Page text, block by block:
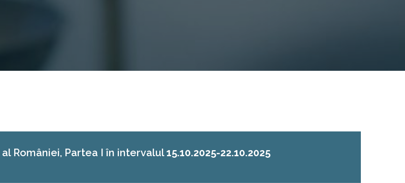
României, Partea I în intervalul15.10.2025-22.10.2025